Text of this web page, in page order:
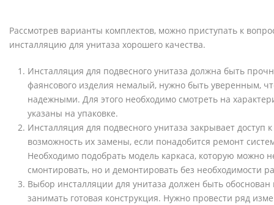
Рассмотрев варианты комплектов, можно приступать к
инсталляцию для унитаза хорошего качества.
Инсталляция для подвесного унитаза должна быть
фаянсового изделия немалый, нужно быть уверенным,
надежными. Для этого необходимо смотреть на
указаны на упаковке.
Инсталляция для подвесного унитаза закрывает доступ
возможность их замены, если понадобится ремонт
Необходимо подобрать модель каркаса, которую можно
смонтировать, но и демонтировать без необходимости
Выбор инсталляции для унитаза должен быть
занимать готовая конструкция. Нужно провести ряд